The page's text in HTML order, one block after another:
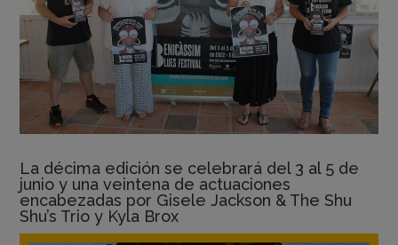
La décima edición se celebrará del 3 al 5 de
junio y una veintena de actuaciones
encabezadas por Gisele Jackson & The Shu
Shu’s Trio y Kyla Brox